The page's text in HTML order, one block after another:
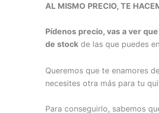
AL MISMO PRECIO, TE
Pídenos precio, vas a ver
de stock de las que puedes
Queremos que te enamores
necesites otra más para tu
Para conseguirlo, sabemos